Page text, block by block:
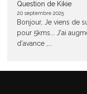
Question de Kikie
20 septembre 2025
Bonjour, Je viens de
pour 5kms... J'ai
d'avance ,...